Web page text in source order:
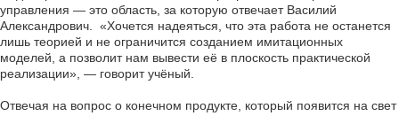
управления — это область, за которую отвечает Василий
Александрович. «Хочется надеяться, что эта работа не останется
лишь теорией и не ограничится созданием имитационных
моделей, а позволит нам вывести её в плоскость практической
реализации», — говорит учёный.
Отвечая на вопрос о конечном продукте, который появится на свет